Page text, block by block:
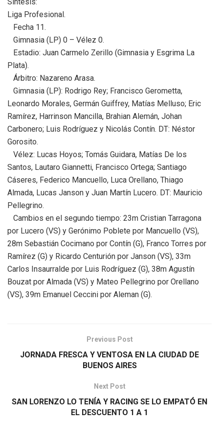
Liga Profesional.
Fecha 11.
Gimnasia (LP) 0 – Vélez 0.
Estadio: Juan Carmelo Zerillo (Gimnasia y Esgrima La
Plata).
Árbitro: Nazareno Arasa.
Gimnasia (LP): Rodrigo Rey; Francisco Gerometta,
Leonardo Morales, Germán Guiffrey, Matías Melluso; Eric
Ramírez, Harrinson Mancilla, Brahian Alemán, Johan
Carbonero; Luis Rodríguez y Nicolás Contín. DT: Néstor
Gorosito.
Vélez: Lucas Hoyos; Tomás Guidara, Matías De los
Santos, Lautaro Giannetti, Francisco Ortega; Santiago
Cáseres, Federico Mancuello, Luca Orellano, Thiago
Almada, Lucas Janson y Juan Martín Lucero. DT: Mauricio
Pellegrino.
Cambios en el segundo tiempo: 23m Cristian Tarragona
por Lucero (VS) y Gerónimo Poblete por Mancuello (VS),
28m Sebastián Cocimano por Contín (G), Franco Torres por
Ramírez (G) y Ricardo Centurión por Janson (VS), 33m
Carlos Insaurralde por Luis Rodríguez (G), 38m Agustín
Bouzat por Almada (VS) y Mateo Pellegrino por Orellano
(VS), 39m Emanuel Ceccini por Aleman (G).
Previous Post
JORNADA FRESCA Y VENTOSA EN LA CIUDAD DE
BUENOS AIRES
Next Post
SAN LORENZO LO TENÍA Y RACING SE LO EMPATÓ EN
EL DESCUENTO 1 A 1